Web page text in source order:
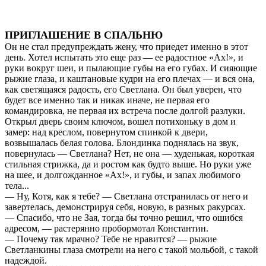
ПРИГЛАШЕНИЕ В СПАЛЬНЮ
Он не стал предупреждать жену, что приедет именно в этот
день. Хотел испытать это еще раз — ее радостное «Ах!», и
руки вокруг шеи, и пылающие губы на его губах. И сияющие
рыжие глаза, и каштановые кудри на его плечах — и вся она,
как светящаяся радость, его Светлана. Он был уверен, что
будет все именно так и никак иначе, не первая его
командировка, не первая их встреча после долгой разлуки.
Открыл дверь своим ключом, вошел потихоньку в дом и
замер: над креслом, повернутом спинкой к двери,
возвышалась белая голова. Блондинка поднялась на звук,
повернулась — Светлана? Нет, не она — худенькая, короткая
стильная стрижка, да и ростом как будто выше. Но руки уже
на шее, и долгожданное «Ах!», и губы, и запах любимого
тела...
— Ну, Котя, как я тебе? — Светлана отстранилась от него и
завертелась, демонстрируя себя, новую, в разных ракурсах.
— Спасибо, что не Зая, тогда бы точно решил, что ошибся
адресом, — растерянно пробормотал Константин.
— Почему так мрачно? Тебе не нравится? — рыжие
Светланкины глаза смотрели на него с такой мольбой, с такой
надеждой.